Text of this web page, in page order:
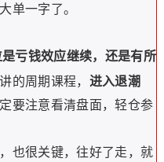
单一字了。
亏钱效应继续，还是有所
的周期课程， 进入退潮
要注意看清盘面，轻仓参
也很关键，往好了走，就